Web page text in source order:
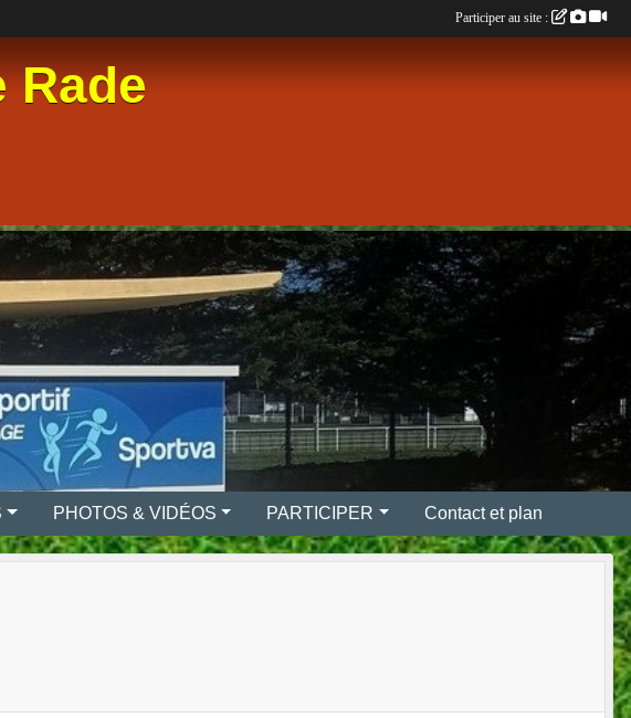
Rade
PHOTOS & VIDÉOS PARTICIPER Contact et plan
Participer au site :